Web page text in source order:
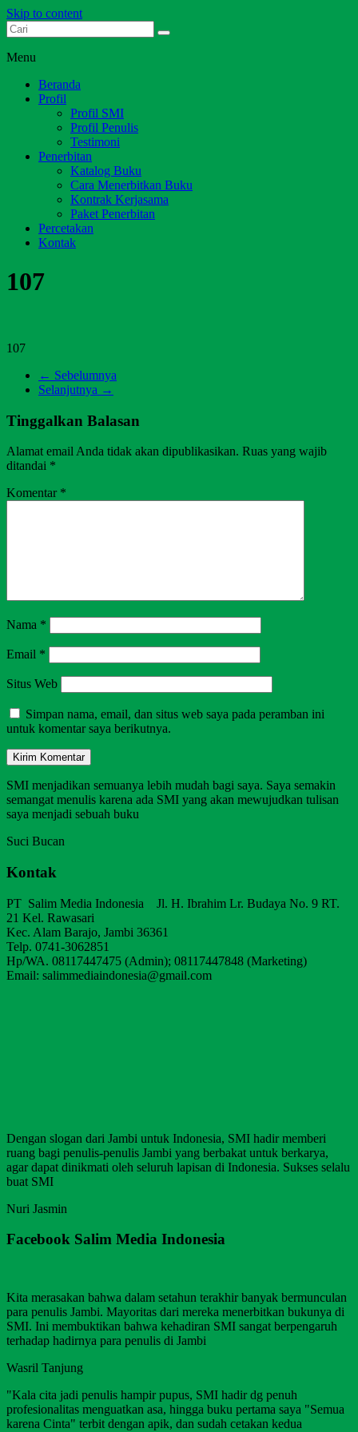
Skip to content
Dari Jambi untuk Indonesia
Menu
Beranda
Profil
Profil SMI
Profil Penulis
Testimoni
Penerbitan
Katalog Buku
Cara Menerbitkan Buku
Kontrak Kerjasama
Paket Penerbitan
Percetakan
Kontak
107
107
← Sebelumnya
Selanjutnya →
Tinggalkan Balasan
Alamat email Anda tidak akan dipublikasikan. Ruas yang wajib
ditandai *
Komentar *
Nama *
Email *
Situs Web
Simpan nama, email, dan situs web saya pada peramban ini
untuk komentar saya berikutnya.
SMI menjadikan semuanya lebih mudah bagi saya. Saya semakin
semangat menulis karena ada SMI yang akan mewujudkan tulisan
saya menjadi sebuah buku
Suci Bucan
Kontak
PT Salim Media Indonesia Jl. H. Ibrahim Lr. Budaya No. 9 RT.
21 Kel. Rawasari
Kec. Alam Barajo, Jambi 36361
Telp. 0741-3062851
Hp/WA. 08117447475 (Admin); 08117447848 (Marketing)
Email: salimmediaindonesia@gmail.com
Dengan slogan dari Jambi untuk Indonesia, SMI hadir memberi
ruang bagi penulis-penulis Jambi yang berbakat untuk berkarya,
agar dapat dinikmati oleh seluruh lapisan di Indonesia. Sukses selalu
buat SMI
Nuri Jasmin
Facebook Salim Media Indonesia
Kita merasakan bahwa dalam setahun terakhir banyak bermunculan
para penulis Jambi. Mayoritas dari mereka menerbitkan bukunya di
SMI. Ini membuktikan bahwa kehadiran SMI sangat berpengaruh
terhadap hadirnya para penulis di Jambi
Wasril Tanjung
"Kala cita jadi penulis hampir pupus, SMI hadir dg penuh
profesionalitas menguatkan asa, hingga buku pertama saya "Semua
karena Cinta" terbit dengan apik, dan sudah cetakan kedua